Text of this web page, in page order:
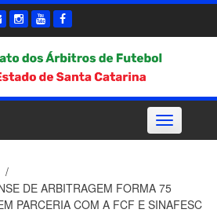
Toggle
navigation
/
DE ARBITRAGEM FORMA 75
PARCERIA COM A FCF E SINAFESC